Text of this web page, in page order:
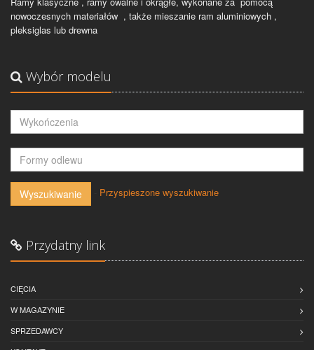
nowoczesnych materiałów , także mieszanie ram aluminiowych ,
pleksiglas lub drewna
Wybór modelu
Wyszukiwanie Przyspieszone wyszukiwanie
Przydatny link
CIĘCIA
W MAGAZYNIE
SPRZEDAWCY